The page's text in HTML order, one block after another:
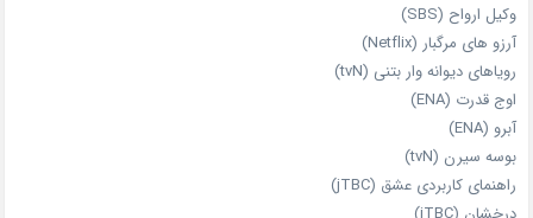
وکیل ارواح (SBS)
آرزو های مرگبار (Netflix)
رویاهای دیوانه‌ وار بتنی (tvN)
اوج قدرت (ENA)
آبرو (ENA)
بوسه سیرن (tvN)
راهنمای کاربردی عشق (jTBC)